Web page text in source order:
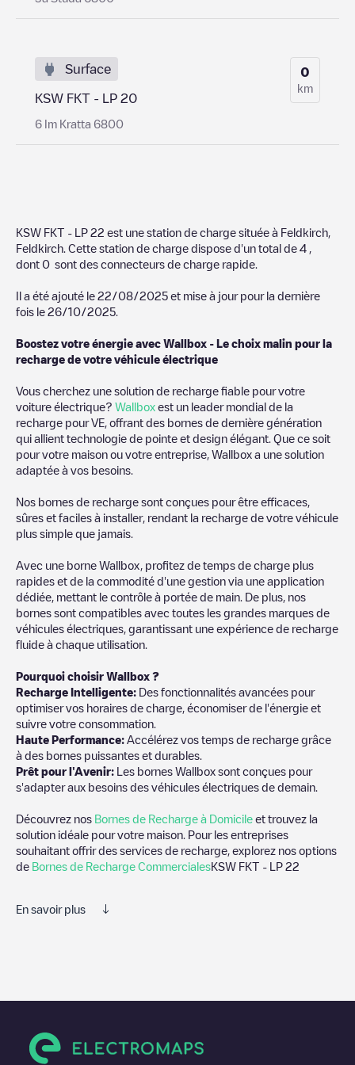
Surface
KSW FKT - LP 20
6 Im Kratta 6800
0
km
KSW FKT - LP 22 est une station de charge située à Feldkirch
Feldkirch . Cette station de charge dispose d'un total de 4
dont 0 sont des connecteurs de charge rapide.
Il a été ajouté le 22/08/2025 et mise à jour pour la dernière
fois le 26/10/2025
Boostez votre énergie avec Wallbox - Le choix malin pour la
recharge de votre véhicule électrique
Vous cherchez une solution de recharge fiable pour votre
voiture électrique? Wallbox est un leader mondial de la
recharge pour VE, offrant des bornes de dernière génération
qui allient technologie de pointe et design élégant. Que ce soit
pour votre maison ou votre entreprise, Wallbox a une solution
adaptée à vos besoins.
Nos bornes de recharge sont conçues pour être efficaces,
sûres et faciles à installer, rendant la recharge de votre véhicule
plus simple que jamais.
Avec une borne Wallbox, profitez de temps de charge plus
rapides et de la commodité d'une gestion via une application
dédiée, mettant le contrôle à portée de main. De plus, nos
bornes sont compatibles avec toutes les grandes marques de
véhicules électriques, garantissant une expérience de recharge
fluide à chaque utilisation.
Pourquoi choisir Wallbox ?
Recharge Intelligente: Des fonctionnalités avancées pour
optimiser vos horaires de charge, économiser de l'énergie et
suivre votre consommation.
Haute Performance: Accélérez vos temps de recharge grâce
à des bornes puissantes et durables.
Prêt pour l'Avenir: Les bornes Wallbox sont conçues pour
s'adapter aux besoins des véhicules électriques de demain.
Découvrez nos Bornes de Recharge à Domicile et trouvez la
solution idéale pour votre maison. Pour les entreprises
souhaitant offrir des services de recharge, explorez nos options
de Bornes de Recharge CommercialesKSW FKT - LP 22
En savoir plus
électrique la prochaine fois.